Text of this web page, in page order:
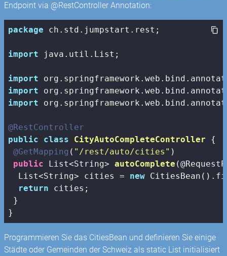
Endpoint via @RestController Annotation:
package ch.std.jumpstart.rest;
import java.util.List;
import
import
import
@RestController
public
class CityAutoCompleteController
{
@GetMapping ( "/rest/auto/cities" )
public List<String> autoComplete
  List<String> cities =
new
return cities;
}
}
Programmieren Sie das CitiesBean und definieren Sie einige
Städte oder Gemeinden der Schweiz als static List initialisiert